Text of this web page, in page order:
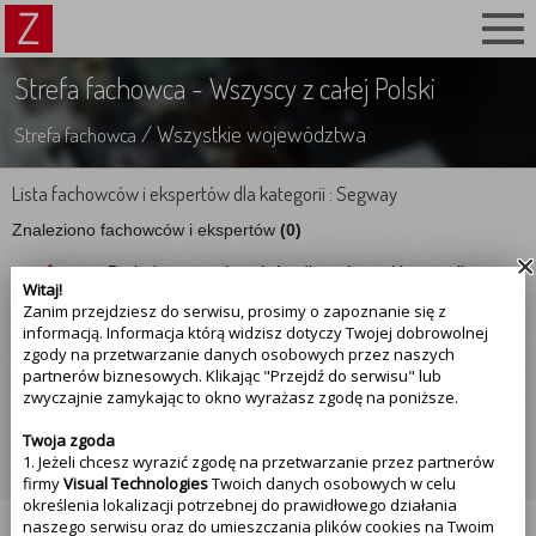
Witaj!
Zanim przejdziesz do serwisu, prosimy o zapoznanie się z
informacją. Informacja którą widzisz dotyczy Twojej dobrowolnej
zgody na przetwarzanie danych osobowych przez naszych
partnerów biznesowych. Klikając "Przejdź do serwisu" lub
zwyczajnie zamykając to okno wyrażasz zgodę na poniższe.
Twoja zgoda
1. Jeżeli chcesz wyrazić zgodę na przetwarzanie przez partnerów
firmyVisual TechnologiesTwoich danych osobowych w celu
określenia lokalizacji potrzebnej do prawidłowego działania
naszego serwisu oraz do umieszczania plików cookies na Twoim
Strefa fachowca - Wszyscy z całej Polski
Strefa fachowca / Wszystkie województwa
Lista fachowców i ekspertów dla kategorii : Segway
Znaleziono fachowców i ekspertów (0)
Brak dostępnych wpisów dla wybranej kategorii oraz
wpisy.
Ta kategoria była przeglądana3razy, jeżeli jesteś
fachowcem z podanej kategorii, kliknij przycisk
poniżej